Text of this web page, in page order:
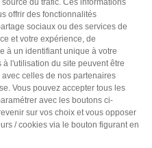
?
que les opinions
prises en compte
uniquement au
électorales.
d’action efficace,
le pouvoir